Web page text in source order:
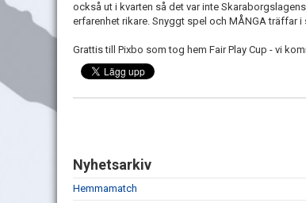
också ut i kvarten så det var inte
erfarenhet rikare. Snyggt spel och MÅNGA träffar
Grattis till Pixbo som tog hem Fair Play Cup - vi
Nyhetsarkiv
Hemmamatch